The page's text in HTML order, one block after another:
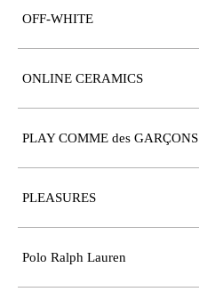
OFF-WHITE
ONLINE CERAMICS
PLAY COMME des GARÇONS
PLEASURES
Polo Ralph Lauren